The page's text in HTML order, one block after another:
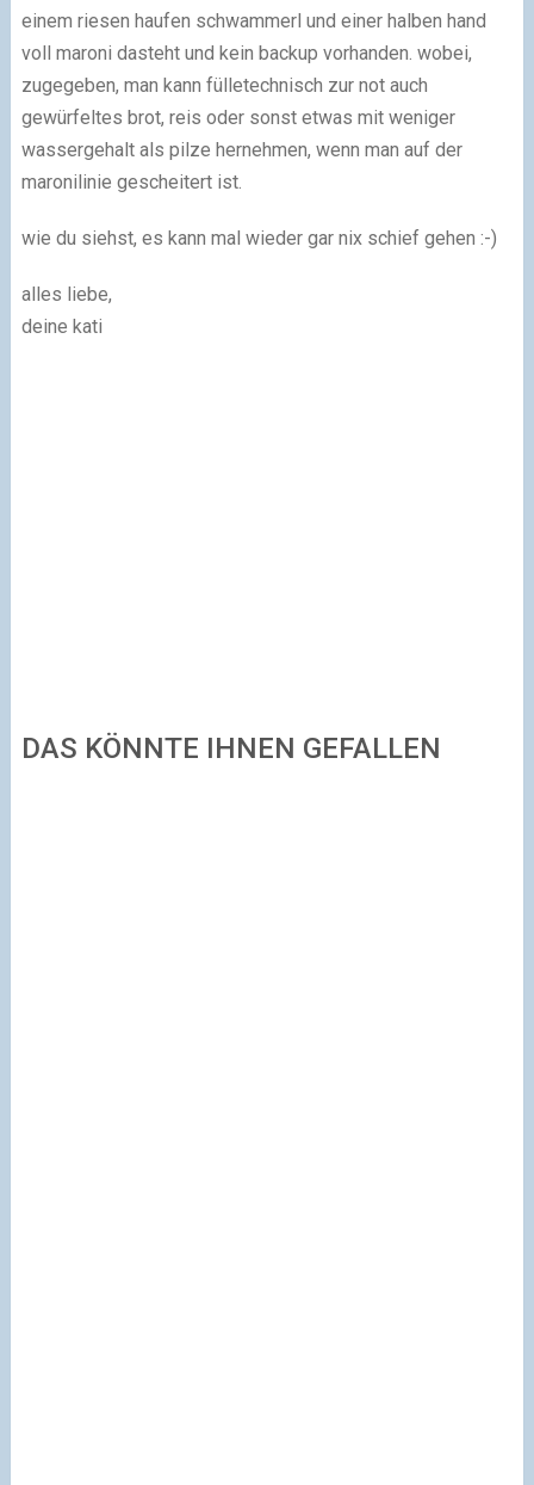
einem riesen haufen schwammerl und einer halben hand
voll maroni dasteht und kein backup vorhanden. wobei,
zugegeben, man kann fülletechnisch zur not auch
gewürfeltes brot, reis oder sonst etwas mit weniger
wassergehalt als pilze hernehmen, wenn man auf der
maronilinie gescheitert ist.
wie du siehst, es kann mal wieder gar nix schief gehen :-)
alles liebe,
deine kati
DAS KÖNNTE IHNEN GEFALLEN